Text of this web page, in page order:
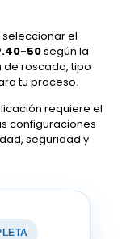
el
50según la
roscado, tipo
tu proceso.
requiere el
configuraciones
seguridad y